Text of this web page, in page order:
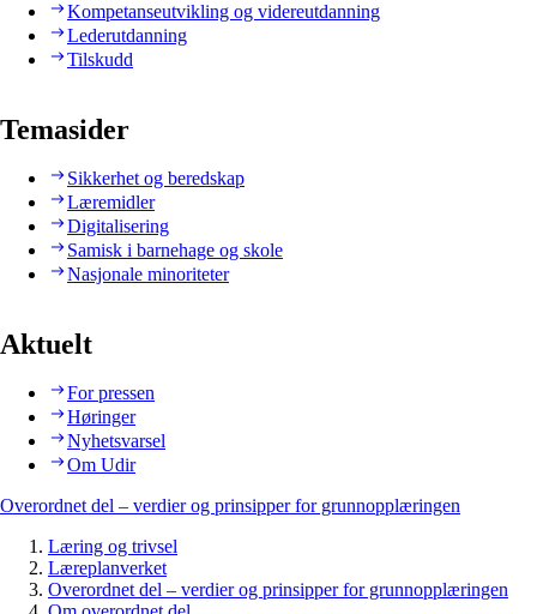
Kompetanseutvikling og videreutdanning
Lederutdanning
Tilskudd
Temasider
Sikkerhet og beredskap
Læremidler
Digitalisering
Samisk i barnehage og skole
Nasjonale minoriteter
Aktuelt
For pressen
Høringer
Nyhetsvarsel
Om Udir
Overordnet del – verdier og prinsipper for grunnopplæringen
Læring og trivsel
Læreplanverket
Overordnet del – verdier og prinsipper for grunnopplæringen